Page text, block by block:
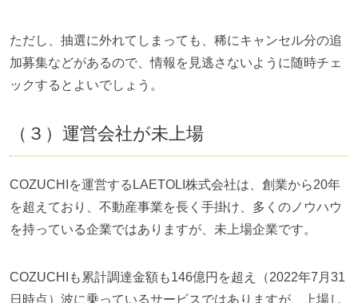
ただし、抽選に外れてしまっても、稀にキャンセル分の追
加募集などがあるので、情報を見逃さないように随時チェ
ックするとよいでしょう。
（３）運営会社が未上場
COZUCHIを運営するLAETOLI株式会社は、創業から20年
を超えており、不動産事業を長く手掛け、多くのノウハウ
を持っている企業ではありますが、未上場企業です。
COZUCHIも累計調達金額も146億円を超え（2022年7月31
日時点）波に乗っているサービスではありますが、上場し